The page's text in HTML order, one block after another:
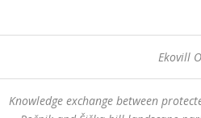
Ekovill
Knowledge exchange between